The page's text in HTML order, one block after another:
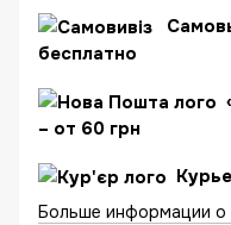
C
бесплатно
– от 60 грн
Больше информации о